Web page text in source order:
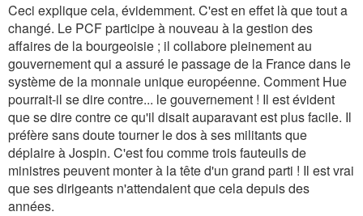
Ceci explique cela, évidemment. C'est en effet là que tout a
changé. Le PCF participe à nouveau à la gestion des
affaires de la bourgeoisie ; il collabore pleinement au
gouvernement qui a assuré le passage de la France dans le
système de la monnaie unique européenne. Comment Hue
pourrait-il se dire contre... le gouvernement ! Il est évident
que se dire contre ce qu'il disait auparavant est plus facile. Il
préfère sans doute tourner le dos à ses militants que
déplaire à Jospin. C'est fou comme trois fauteuils de
ministres peuvent monter à la tête d'un grand parti ! Il est vrai
que ses dirigeants n'attendaient que cela depuis des
années.